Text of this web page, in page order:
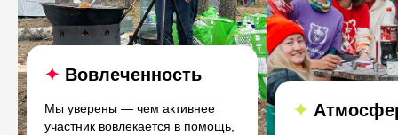
✦ Вовлеченность
Мы уверены — чем активнее
участник вовлекается в помощь,
✦